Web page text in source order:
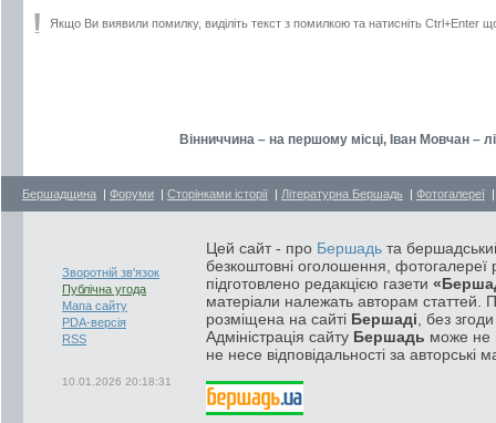
Якщо Ви виявили помилку, виділіть текст з помилкою та натисніть Ctrl+Enter
Вінниччина – на першому місці, Іван Мовчан –
Бершадщина | Форуми | Сторінками історії | Літературна Бершадь | Фотогалереї
Зворотній зв'язок
Публічна угода
Мапа сайту
PDA-версія
RSS
10.01.2026 20:18:31
Цей сайт - про Бершадь та
безкоштовні оголошення, фотогалереї
підготовлено редакцією газети
матеріали належать авторам статтей.
розміщена на сайті Бершаді , без
Адміністрація сайту Бершадь може не
не несе відповідальності за авторські